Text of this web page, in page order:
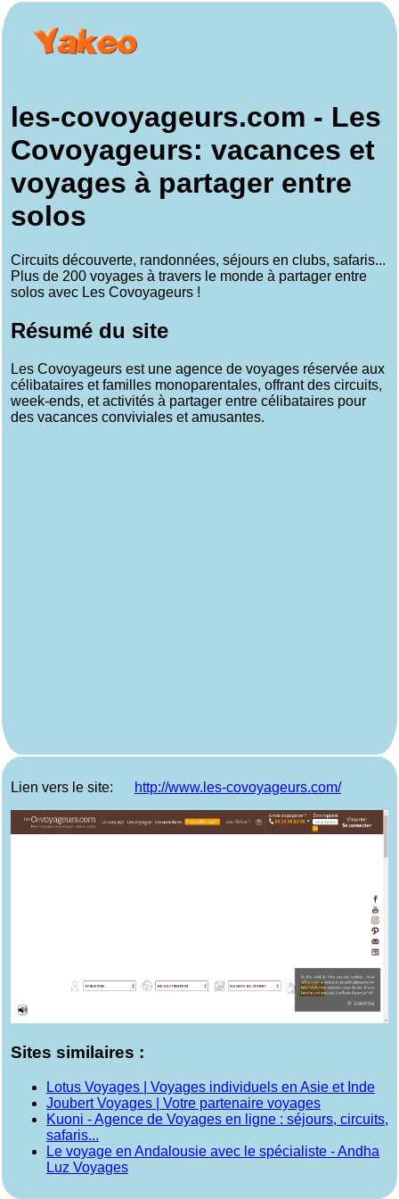
les-covoyageurs.com - Les
Covoyageurs: vacances et
voyages à partager entre
solos
Circuits découverte, randonnées, séjours en clubs, safaris...
Plus de 200 voyages à travers le monde à partager entre
solos avec Les Covoyageurs !
Résumé du site
Les Covoyageurs est une agence de voyages réservée aux
célibataires et familles monoparentales, offrant des circuits,
week-ends, et activités à partager entre célibataires pour
des vacances conviviales et amusantes.
Lien vers le site: http://www.les-covoyageurs.com/
Sites similaires :
Lotus Voyages | Voyages individuels en Asie et Inde
Joubert Voyages | Votre partenaire voyages
Kuoni - Agence de Voyages en ligne : séjours, circuits,
safaris...
Le voyage en Andalousie avec le spécialiste - Andha
Luz Voyages